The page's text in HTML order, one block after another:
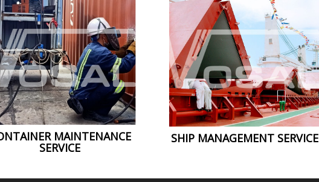
MAINTENANCE
SERVICE
SHIP MANAGEMENT SERVICE